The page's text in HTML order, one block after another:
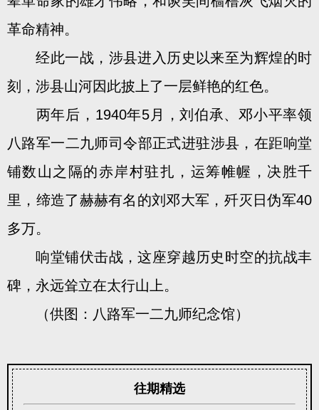
革命精神。
经此一战，涉县进入历史以来至为辉煌的时
刻，涉县山河因此披上了一层鲜艳的红色。
两年后，1940年5月，刘伯承、邓小平率领
八路军一二九师司令部正式进驻涉县，在距响堂
铺数山之隔的赤岸村驻扎，运筹帷幄，决胜千
里，缔造了赫赫有名的刘邓大军，歼灭日伪军40
多万。
响堂铺伏击战，这座穿越历史时空的抗战丰
碑，永远耸立在太行山上。
（供图：八路军一二九师纪念馆）
往期精选